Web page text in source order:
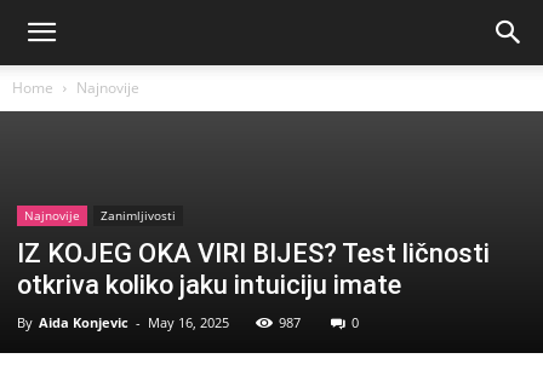
Home Najnovije
Najnovije Zanimljivosti
IZ KOJEG OKA VIRI BIJES? Test ličnosti
otkriva koliko jaku intuiciju imate
By Aida Konjevic - May 16, 2025 987 0